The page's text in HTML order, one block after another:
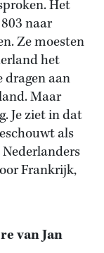
Het
naar
Ze moesten
het
dragen aan
Maar
Je ziet in dat
als
Frankrijk,
van Jan